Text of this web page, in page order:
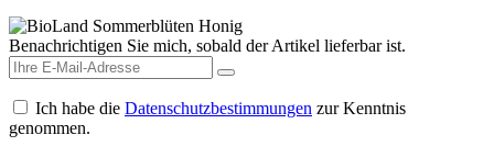
Benachrichtigen Sie mich, sobald der Artikel lieferbar ist.
Ich habe die Datenschutzbestimmungen zur Kenntnis
genommen.